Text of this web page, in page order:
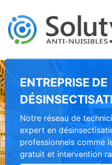
ENTREPRISE DE
Notre réseau de
expert en
professionnels comme
gratuit et intervention